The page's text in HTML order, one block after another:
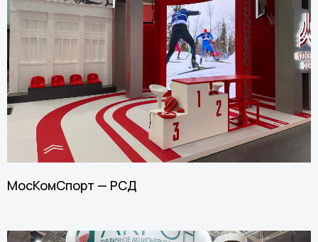
МосКомСпорт — РСД